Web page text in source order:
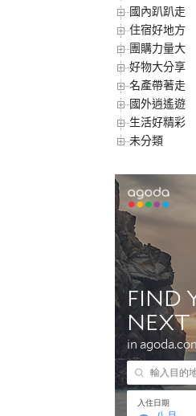
國內趴趴走
住宿好地方
團購力量大
好物大分享
名產帶著走
國外逍遙遊
生活好精彩
未分類